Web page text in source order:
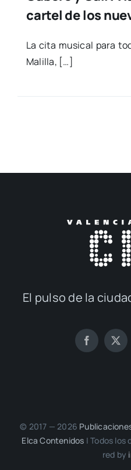
cartel de los
La cita musi­cal para
Mali­lla, […]
El pul­so de la
© 2017 — 2026
Elca Con­te­ni­dos | Todos
red by